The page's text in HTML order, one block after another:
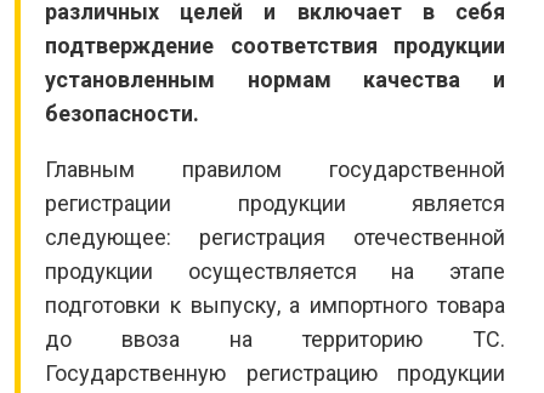
различных целей и включает в себя
подтверждение соответствия продукции
установленным нормам качества и
безопасности.
Главным правилом государственной
регистрации продукции является
следующее: регистрация отечественной
продукции осуществляется на этапе
подготовки к выпуску, а импортного товара
до ввоза на территорию ТС.
Государственную регистрацию продукции